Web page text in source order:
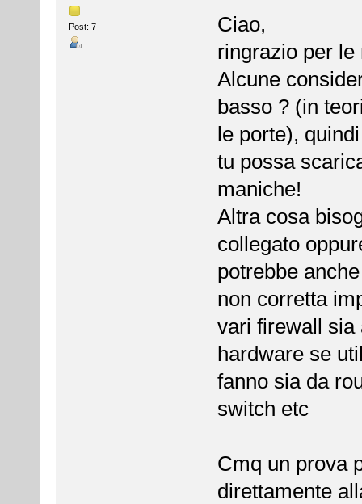
Post: 7
Ciao,
ringrazio per le
Alcune
basso ? (in
le porte),
tu possa
maniche!
Altra cosa
collegato
potrebbe
non corretta
vari firewall sia
hardware se
fanno sia da
switch etc
Cmq un prova
direttamente